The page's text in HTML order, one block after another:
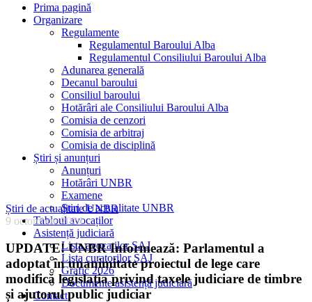
Prima pagină
Organizare
Regulamente
Regulamentul Baroului Alba
Regulamentul Consiliului Baroului Alba
Adunarea generală
Decanul baroului
Consiliul baroului
Hotărâri ale Consiliului Baroului Alba
Comisia de cenzori
Comisia de arbitraj
Comisia de disciplină
Știri și anunțuri
Anunțuri
Hotărâri UNBR
Examene
Știri de actualitate UNBR
Tabloul avocaților
Asistență judiciară
Lista avocaților SAJ
Lista curatorilor SAJ
Grafic 2026
Documente asistență judiciară
Contact
Știri de actualitate UNBR
9 octombrie 2024
UPDATE! UNBR Informează: Parlamentul a
adoptat în unanimitate proiectul de lege care
modifică legislația privind taxele judiciare de timbre
și ajutorul public judiciar